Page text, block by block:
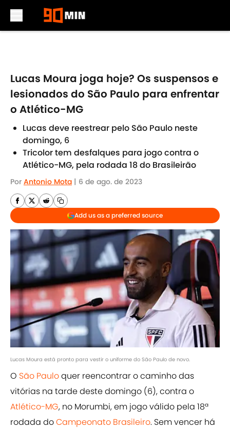
Lucas Moura joga hoje? Os suspensos e
lesionados do São Paulo para enfrentar
o Atlético-MG
Lucas deve reestrear pelo São Paulo neste
domingo, 6
Tricolor tem desfalques para jogo contra o
Atlético-MG, pela rodada 18 do Brasileirão
Por Antonio Mota | 6 de ago. de 2023
Add us as a preferred source
Lucas Moura está pronto para vestir o uniforme do São Paulo de novo.
O São Pauloquer reencontrar o caminho das
vitórias na tarde deste domingo (6), contra o
Atlético-MG, no Morumbi, em jogo válido pela 18ª
rodada doCampeonato Brasileiro. Sem vencer há